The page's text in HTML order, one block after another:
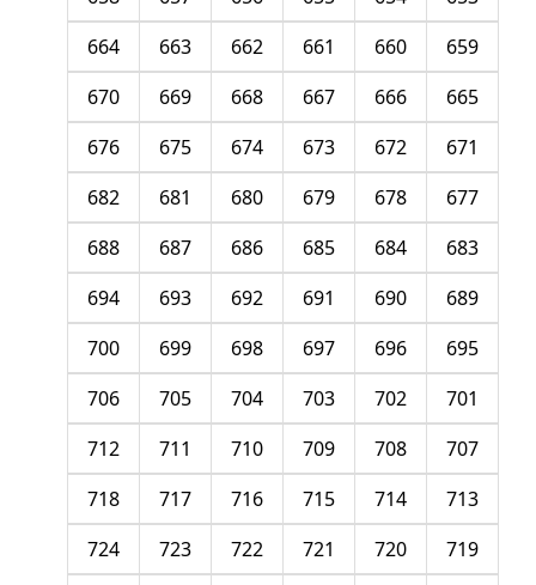
659
660
661
662
663
664
665
666
667
668
669
670
671
672
673
674
675
676
677
678
679
680
681
682
683
684
685
686
687
688
689
690
691
692
693
694
695
696
697
698
699
700
701
702
703
704
705
706
707
708
709
710
711
712
713
714
715
716
717
718
719
720
721
722
723
724